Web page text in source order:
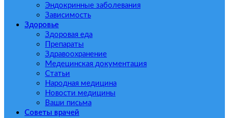
Эндокринные заболевания
Зависимость
Здоровье
Здоровая еда
Препараты
Здравоохранение
Медецинская документация
Статьи
Народная медицина
Новости медицины
Ваши письма
Советы врачей